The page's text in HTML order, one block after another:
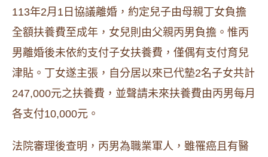
113年2月1日協議離婚，約定兒子由母親丁女負擔
全額扶養費至成年，女兒則由父親丙男負擔。惟丙
男離婚後未依約支付子女扶養費，僅偶有支付育兒
津貼。丁女遂主張，自分居以來已代墊2名子女共計
247,000元之扶養費，並聲請未來扶養費由丙男每月
各支付10,000元。
法院審理後查明，丙男為職業軍人，雖罹癌且有醫